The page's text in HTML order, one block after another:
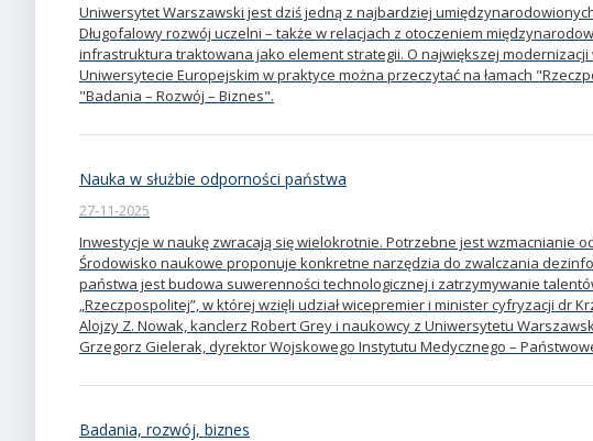
Uniwersytet Warszawski jest dziś jedną z najbardziej
Długofalowy rozwój uczelni – także w relacjach z otoczeniem
infrastruktura traktowana jako element strategii. O największej modernizacji
Uniwersytecie Europejskim w praktyce można przeczytać na łamach
"Badania – Rozwój – Biznes".
Nauka w służbie odporności państwa
27-11-2025
Inwestycje w naukę zwracają się wielokrotnie. Potrzebne jest wzmacnianie
Środowisko naukowe proponuje konkretne narzędzia do zwalczania
państwa jest budowa suwerenności technologicznej i zatrzymywanie
„Rzeczpospolitej”, w której wzięli udział wicepremier i minister cyfryzacji dr
Alojzy Z. Nowak, kanclerz Robert Grey i naukowcy z Uniwersytetu
Grzegorz Gielerak, dyrektor Wojskowego Instytutu Medycznego –
Badania, rozwój, biznes